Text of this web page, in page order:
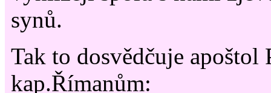
synů.
Tak to dosvědčuje apoštol
kap.Římanům: